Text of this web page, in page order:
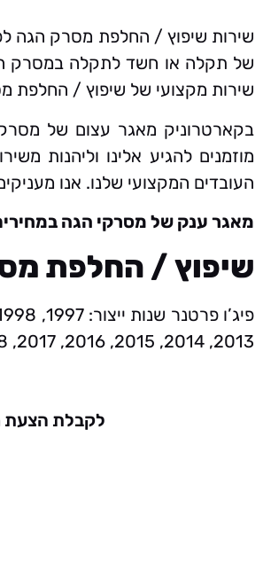
שירות שיפוץ / החלפת מסרק הגה
של תקלה או חשד לתקלה במסרק
שירות מקצועי של שיפוץ / החלפת
בקארטרוניק מאגר עצום של
מוזמנים להגיע אלינו וליהנות
העובדים המקצועי שלנו. אנו
מאגר ענק של מסרקי הגה
שיפוץ / החלפת
2013, 2014, 2015, 2016, 2017, 2018
לקבלת הצעת